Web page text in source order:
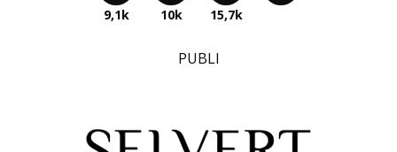
9,1k 10k 15,7k
PUBLI